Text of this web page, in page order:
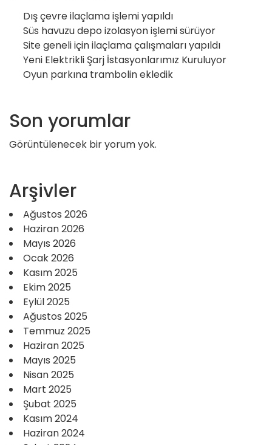
Dış çevre ilaçlama işlemi yapıldı
Süs havuzu depo izolasyon işlemi sürüyor
Site geneli için ilaçlama çalışmaları yapıldı
Yeni Elektrikli Şarj İstasyonlarımız Kuruluyor
Oyun parkına trambolin ekledik
Son yorumlar
Görüntülenecek bir yorum yok.
Arşivler
Ağustos 2026
Haziran 2026
Mayıs 2026
Ocak 2026
Kasım 2025
Ekim 2025
Eylül 2025
Ağustos 2025
Temmuz 2025
Haziran 2025
Mayıs 2025
Nisan 2025
Mart 2025
Şubat 2025
Kasım 2024
Haziran 2024